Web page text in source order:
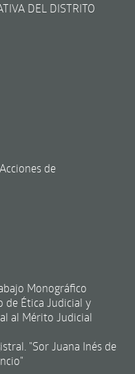
DEL DISTRITO
de
Monográfico
de Ética Judicial y
al Mérito Judicial
"Sor Juana Inés de